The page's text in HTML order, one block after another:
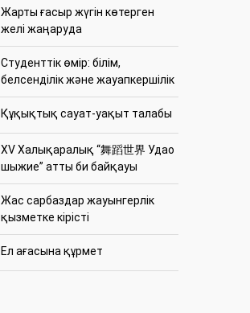
Жарты ғасыр жүгін көтерген
желі жаңаруда
Студенттік өмір: білім,
белсенділік және жауапкершілік
Құқықтық сауат-уақыт талабы
XV Халықаралық “舞蹈世界 Удао
шыжие” атты би байқауы
Жас сарбаздар жауынгерлік
қызметке кірісті
Ел ағасына құрмет